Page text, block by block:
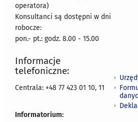
operatora)
Konsultanci są dostępni w dni
robocze:
pon.- pt.: godz. 8.00 - 15.00
Informacje
telefoniczne:
Centrala: +48 77 423 01 10, 11
Informatorium: